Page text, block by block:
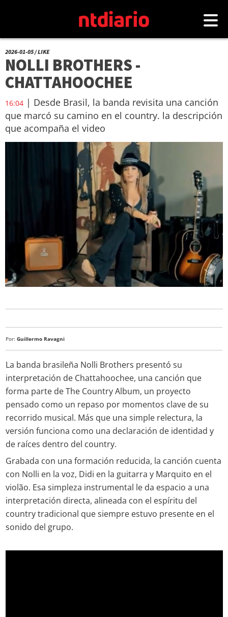
2026-01-05 / LIKE
NOLLI BROTHERS -
CHATTAHOOCHEE
16:04 | Desde Brasil, la banda revisita una canción
que marcó su camino en el country. la descripción
que acompaña el video
Por: Guillermo Ravagni
La banda brasileña Nolli Brothers presentó su
interpretación de Chattahoochee, una canción que
forma parte de The Country Album, un proyecto
pensado como un repaso por momentos clave de su
recorrido musical. Más que una simple relectura, la
versión funciona como una declaración de identidad y
de raíces dentro del country.
Grabada con una formación reducida, la canción cuenta
con Nolli en la voz, Didi en la guitarra y Marquito en el
violão. Esa simpleza instrumental le da espacio a una
interpretación directa, alineada con el espíritu del
country tradicional que siempre estuvo presente en el
sonido del grupo.